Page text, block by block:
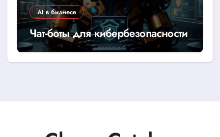
AI в бизнесе
Чат-боты для кибербезопасности